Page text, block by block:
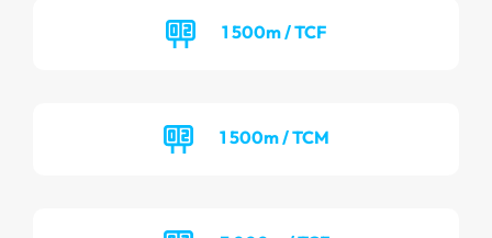
1 500m / TCF
1 500m / TCM